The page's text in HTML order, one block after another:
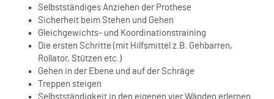
Selbstständiges Anziehen der Prothese
Sicherheit beim Stehen und Gehen
Gleichgewichts- und Koordinationstraining
Die ersten Schritte (mit Hilfsmittel z.B. Gehbarren,
Rollator, Stützen etc.)
Gehen in der Ebene und auf der Schräge
Treppen steigen
Selbstständigkeit in den eigenen vier Wänden erlernen